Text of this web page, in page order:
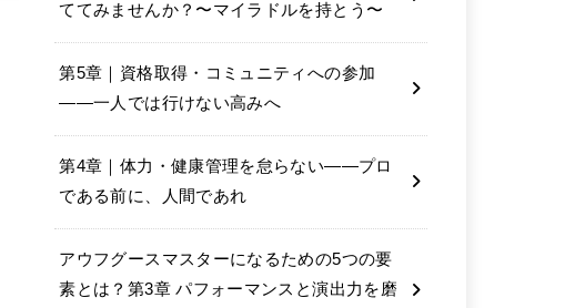
ててみませんか？〜マイラドルを持とう〜
第5章｜資格取得・コミュニティへの参加
――一人では行けない高みへ
第4章｜体力・健康管理を怠らない――プロ
である前に、人間であれ
アウフグースマスターになるための5つの要
素とは？第3章 パフォーマンスと演出力を磨